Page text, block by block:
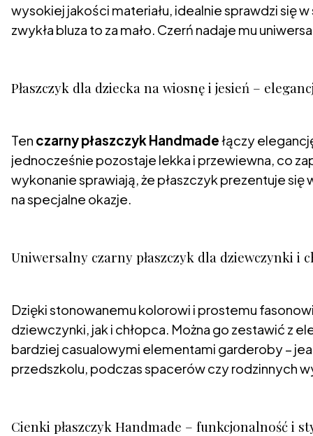
wysokiej jakości materiału, idealnie sprawdzi się
zwykła bluza to za mało. Czerń nadaje mu
Płaszczyk dla dziecka na wiosnę i jesień –
Ten czarny płaszczyk Handmadełączy
jednocześnie pozostaje lekka i przewiewna, co
wykonanie sprawiają, że płaszczyk prezentuje
na specjalne okazje.
Uniwersalny czarny płaszczyk dla dziewczynki i
Dzięki stonowanemu kolorowi i prostemu
dziewczynki, jak i chłopca. Można go zestawić z
bardziej casualowymi elementami garderoby –
przedszkolu, podczas spacerów czy rodzinnych
Cienki płaszczyk Handmade – funkcjonalność i